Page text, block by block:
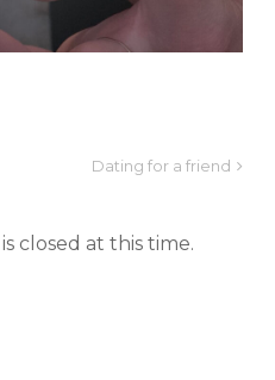
Dating for a friend
closed at this time.